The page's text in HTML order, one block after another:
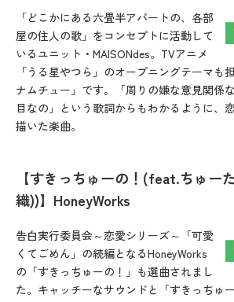
「どこかにある六畳半アパートの、各部
屋の住人の歌」をコンセプトに活動して
いるユニット・MAISONdes。TVアニメ
「うる星やつら」のオープニングテーマも
ナムチュー」です。「周りの嫌な意見関
目なの」という歌詞からもわかるように、
描いた楽曲。
【すきっちゅーの！(feat.ちゅー
織))】HoneyWorks
告白実行委員会～恋愛シリーズ～「可愛
くてごめん」の続編となるHoneyWorks
の「すきっちゅーの！」も選曲されまし
た。キャッチーなサウンドと「すきっち